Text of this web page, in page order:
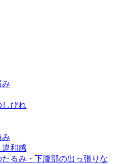
み
しびれ
み
違和感
るみ・下腹部の出っ張りな